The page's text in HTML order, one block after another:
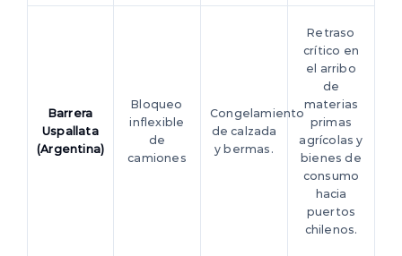
Barrera
Uspallata
(Argentina)
Bloqueo
inflexible
de
camiones
Congelamiento
de calzada
y bermas.
Retraso
crítico en
el arribo
de
materias
primas
agrícolas y
bienes de
consumo
hacia
puertos
chilenos.